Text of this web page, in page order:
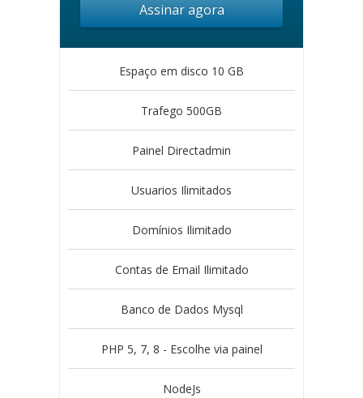
Assinar agora
Espaço em disco 10 GB
Trafego 500GB
Painel Directadmin
Usuarios Ilimitados
Domínios Ilimitado
Contas de Email Ilimitado
Banco de Dados Mysql
PHP 5, 7, 8 - Escolhe via painel
NodeJs